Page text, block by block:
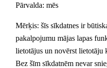
Pārvalda: mēs
Mērķis: šīs sīkdatnes ir
pakalpojumu mājas lapas
lietotājus un novērst lietotāju
Bez šīm sīkdatnēm nevar